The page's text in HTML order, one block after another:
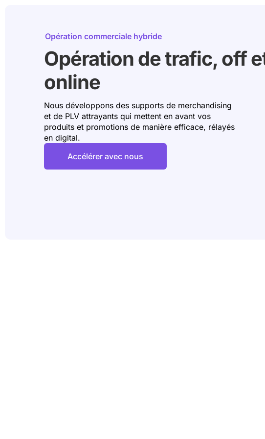
Opération commerciale hybride
Opération de trafic, off
online
Nous développons des supports de merchandising
et de PLV attrayants qui mettent en avant vos
produits et promotions de manière efficace, rélayés
en digital.
Accélérer avec nous